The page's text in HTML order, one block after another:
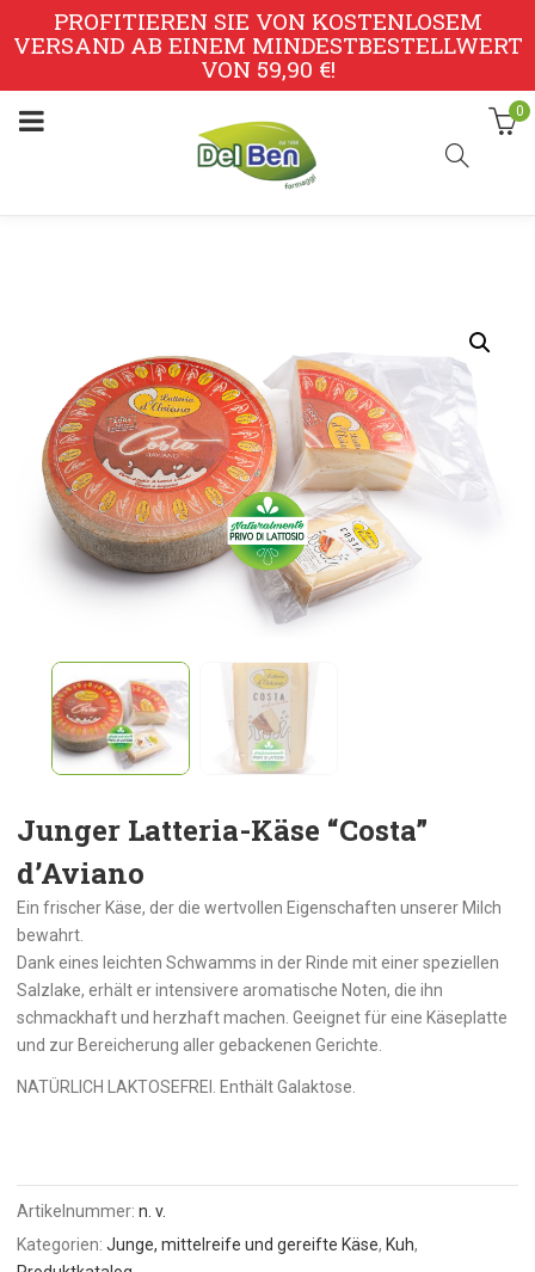
PROFITIEREN SIE VON KOSTENLOSEM
VERSAND AB EINEM MINDESTBESTELLWERT
VON 59,90 €!
0
Junger Latteria-Käse “Costa”
d’Aviano
Ein frischer Käse, der die wertvollen Eigenschaften unserer Milch
bewahrt.
Dank eines leichten Schwamms in der Rinde mit einer speziellen
Salzlake, erhält er intensivere aromatische Noten, die ihn
schmackhaft und herzhaft machen. Geeignet für eine Käseplatte
und zur Bereicherung aller gebackenen Gerichte.
NATÜRLICH LAKTOSEFREI. Enthält Galaktose.
Artikelnummer:n. v.
Kategorien:Junge, mittelreife und gereifte Käse,Kuh,